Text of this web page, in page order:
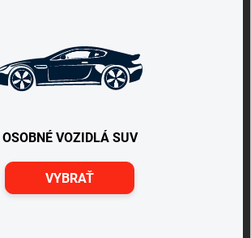
OSOBNÉ VOZIDLÁ SUV
VYBRAŤ